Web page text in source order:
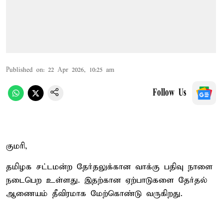
Published on: 22 Apr 2026, 10:25 am
Follow Us
குமரி,
தமிழக சட்டமன்ற தேர்தலுக்கான வாக்கு பதிவு நாளை
நடைபெற உள்ளது. இதற்கான ஏற்பாடுகளை தேர்தல்
ஆணையம் தீவிரமாக மேற்கொண்டு வருகிறது.